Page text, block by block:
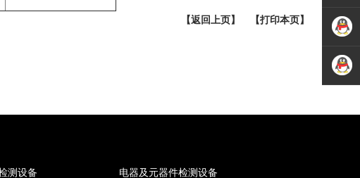
【返回上页】 【打印本页】
测设备 电器及元器件检测设备
微信扫
一扫
技术咨